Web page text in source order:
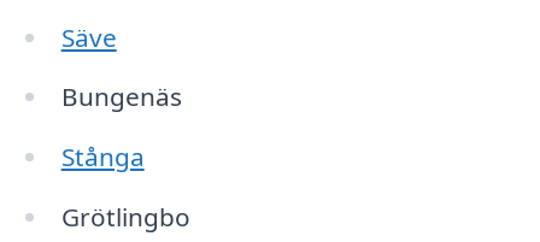
Säve
Bungenäs
Stånga
Grötlingbo